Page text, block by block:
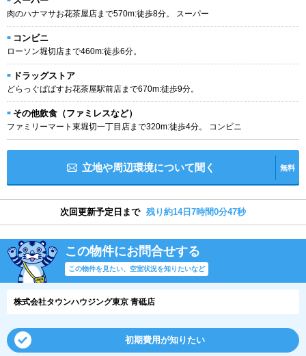
肉のハナマサお花茶屋店まで570m:徒歩8分。 スーパー
コンビニ
ローソン堀切店まで460m:徒歩6分。
ドラッグストア
どらっぐぱぱすお花茶屋駅前店まで670m:徒歩9分。
その他飲食（ファミレスなど）
ファミリーマート東堀切一丁目店まで320m:徒歩4分。 コンビニ
立地や周辺環境について聞く 無料
次回更新予定日まで 残り約14日7時間0分46秒
この物件にお問合せする
この物件を見たい、空室状況を知りたいなど
株式会社タウンハウジング東京 青砥店
初期費用が知りたい